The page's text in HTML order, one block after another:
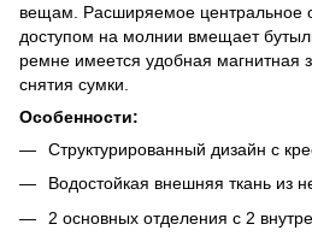
вещам. Расширяемое центральное
доступом на молнии вмещает
ремне имеется удобная магнитная
снятия сумки.
Особенности:
Структурированный дизайн с
Водостойкая внешняя ткань из
2 основных отделения с 2